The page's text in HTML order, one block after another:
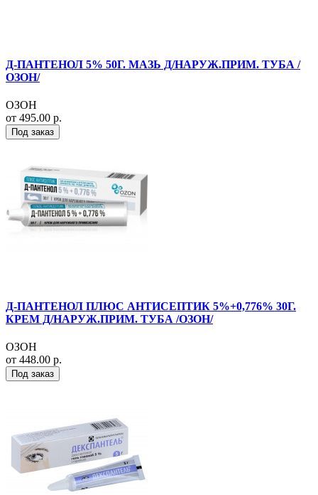
Д-ПАНТЕНОЛ 5% 50Г. МАЗЬ Д/НАРУЖ.ПРИМ. ТУБА /
ОЗОН/
ОЗОН
от 495.00 р.
Под заказ
Д-ПАНТЕНОЛ ПЛЮС АНТИСЕПТИК 5%+0,776% 30Г.
КРЕМ Д/НАРУЖ.ПРИМ. ТУБА /ОЗОН/
ОЗОН
от 448.00 р.
Под заказ